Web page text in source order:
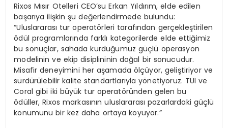
Rixos Mısır Otelleri CEO’su Erkan Yıldırım, elde edilen
başarıya ilişkin şu değerlendirmede bulundu:
“Uluslararası tur operatörleri tarafından gerçekleştirilen
ödül programlarında farklı kategorilerde elde ettiğimiz
bu sonuçlar, sahada kurduğumuz güçlü operasyon
modelinin ve ekip disiplininin doğal bir sonucudur.
Misafir deneyimini her aşamada ölçüyor, geliştiriyor ve
sürdürülebilir kalite standartlarıyla yönetiyoruz. TUI ve
Coral gibi iki büyük tur operatöründen gelen bu
ödüller, Rixos markasının uluslararası pazarlardaki güçlü
konumunu bir kez daha ortaya koyuyor.”